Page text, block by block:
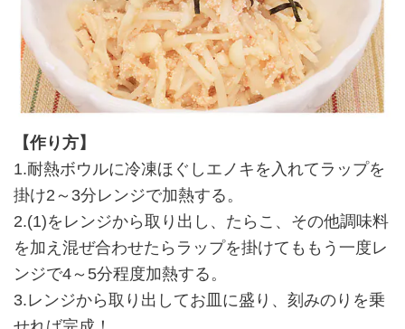
【作り方】
1.耐熱ボウルに冷凍ほぐしエノキを入れてラップを
掛け2～3分レンジで加熱する。
2.(1)をレンジから取り出し、たらこ、その他調味料
を加え混ぜ合わせたらラップを掛けてももう一度レ
ンジで4～5分程度加熱する。
3.レンジから取り出してお皿に盛り、刻みのりを乗